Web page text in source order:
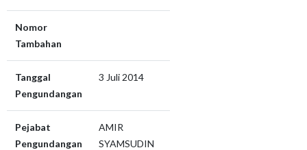
Nomor
Tambahan
Tanggal
Pengundangan
3 Juli 2014
Pejabat
Pengundangan
AMIR
SYAMSUDIN